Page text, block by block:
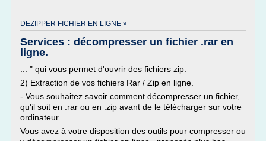
DEZIPPER FICHIER EN LIGNE »
Services : décompresser un fichier .rar en
ligne.
... " qui vous permet d'ouvrir des fichiers zip.
2) Extraction de vos fichiers Rar / Zip en ligne.
- Vous souhaitez savoir comment décompresser un fichier,
qu'il soit en .rar ou en .zip avant de le télécharger sur votre
ordinateur.
Vous avez à votre disposition des outils pour compresser ou